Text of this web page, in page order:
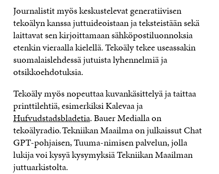
Journalistit myös keskustelevat generatiivisen
tekoälyn kanssa juttuideoistaan ja teksteistään sekä
laittavat sen kirjoittamaan sähköpostiluonnoksia
etenkin vieraalla kielellä. Tekoäly tekee useassakin
suomalaislehdessä jutuista lyhennelmiä ja
otsikkoehdotuksia.
Tekoäly myös nopeuttaa kuvankäsittelyä ja taittaa
printtilehtiä, esimerkiksi Kalevaa ja
Hufvudstadsbladetia. Bauer Medialla on
tekoälyradio. Tekniikan Maailma on julkaissut Chat
GPT-pohjaisen, Tuuma-nimisen palvelun, jolla
lukija voi kysyä kysymyksiä Tekniikan Maailman
juttuarkistolta.